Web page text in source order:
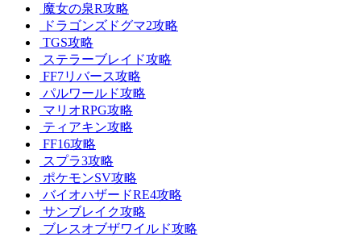
魔女の泉R攻略
ドラゴンズドグマ2攻略
TGS攻略
ステラーブレイド攻略
FF7リバース攻略
パルワールド攻略
マリオRPG攻略
ティアキン攻略
FF16攻略
スプラ3攻略
ポケモンSV攻略
バイオハザードRE4攻略
サンブレイク攻略
ブレスオブザワイルド攻略